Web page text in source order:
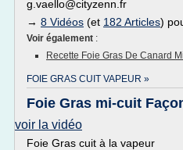
g.vaello@cityzenn.fr
→ 8 Vidéos (et 182 Articles)
Voir également :
Recette Foie Gras De Canard
FOIE GRAS CUIT VAPEUR »
Foie Gras mi-cuit
voir la vidéo
Foie Gras cuit à la vapeur